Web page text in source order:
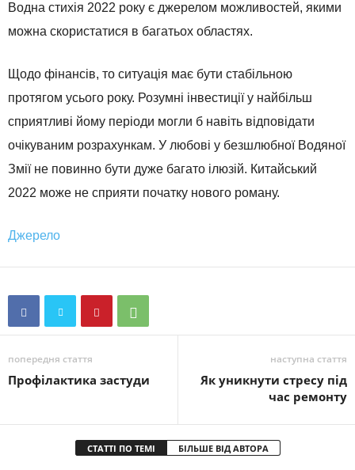
Водна стихія 2022 року є джерелом можливостей, якими
можна скористатися в багатьох областях.
Щодо фінансів, то ситуація має бути стабільною
протягом усього року. Розумні інвестиції у найбільш
сприятливі йому періоди могли б навіть відповідати
очікуваним розрахункам. У любові у безшлюбної Водяної
Змії не повинно бути дуже багато ілюзій. Китайський
2022 може не сприяти початку нового роману.
Джерело
попередня стаття
Профілактика застуди
наступна стаття
Як уникнути стресу під
час ремонту
СТАТТІ ПО ТЕМІ БІЛЬШЕ ВІД АВТОРА